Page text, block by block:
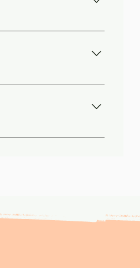
efetua o pagamento
do valor e você
das informações
profissional.
assim, importante a